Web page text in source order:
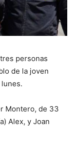
personas
de la joven
Montero, de 33
Alex, y Joan